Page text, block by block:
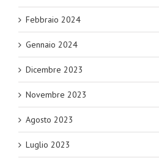
Febbraio 2024
Gennaio 2024
Dicembre 2023
Novembre 2023
Agosto 2023
Luglio 2023